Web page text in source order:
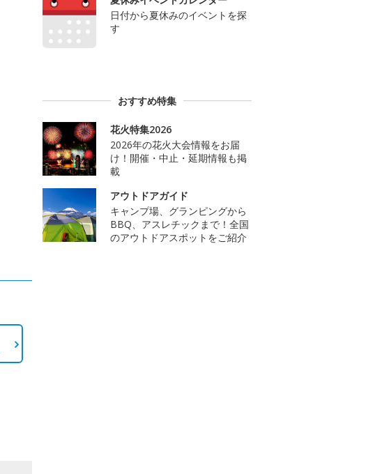
日付から夏休みのイベントを探
す
おすすめ特集
花火特集2026
2026年の花火大会情報をお届
け！開催・中止・延期情報も掲
載
アウトドアガイド
キャンプ場、グランピングから
BBQ、アスレチックまで！全国
のアウトドアスポットをご紹介